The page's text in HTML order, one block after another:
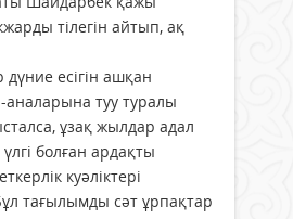
тілегін айтып, ақ
есігін ашқан
аналарына туу туралы
ұзақ жылдар адал
болған ардақты
куәліктері
тағылымды сәт ұрпақтар